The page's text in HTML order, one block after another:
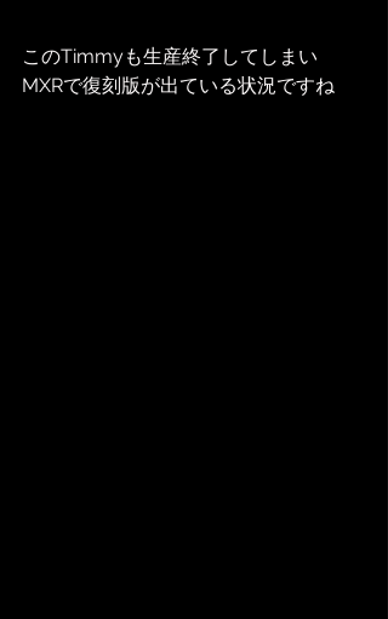
このTimmyも生産終了してしまい
MXRで復刻版が出ている状況ですね